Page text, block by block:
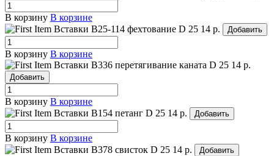
В корзину В корзине
Вставки B25-114 фехтование D 25 14 р. Добавить
В корзину В корзине
Вставки B336 перетягивание каната D 25 14 р.
Добавить
В корзину В корзине
Вставки B154 петанг D 25 14 р. Добавить
В корзину В корзине
Вставки B378 свисток D 25 14 р. Добавить